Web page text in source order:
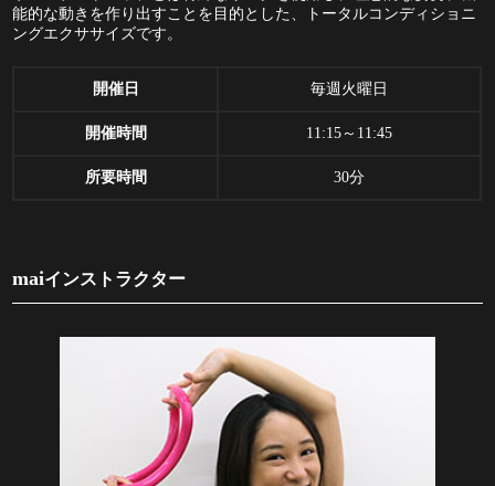
能的な動きを作り出すことを目的とした、トータルコンディショニ
ングエクササイズです。
開催日 毎週火曜日
開催時間 11:15～11:45
所要時間 30分
maiインストラクター